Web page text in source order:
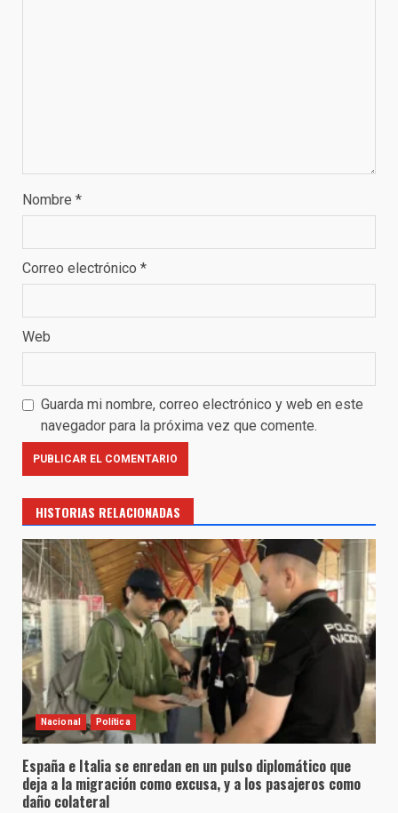
Nombre *
Correo electrónico *
Web
Guarda mi nombre, correo electrónico y web en este
navegador para la próxima vez que comente.
HISTORIAS RELACIONADAS
Nacional Política
España e Italia se enredan en un pulso diplomático que
deja a la migración como excusa, y a los pasajeros como
daño colateral